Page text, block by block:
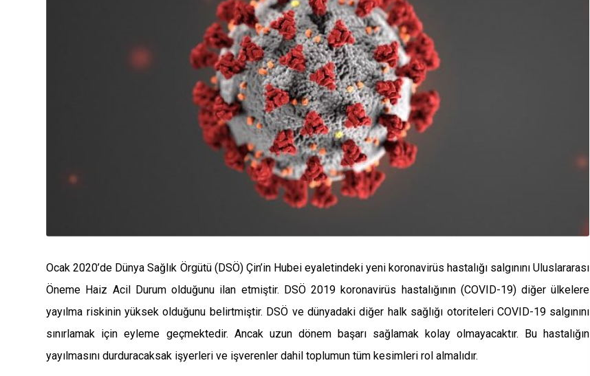
Ocak 2020’de Dünya Sağlık Örgütü (DSÖ) Çin’in Hubei eyaletindeki yeni koronavirüs hastalığı salgınını Uluslararası
Öneme Haiz Acil Durum olduğunu ilan etmiştir. DSÖ 2019 koronavirüs hastalığının (COVID-19) diğer ülkelere
yayılma riskinin yüksek olduğunu belirtmiştir. DSÖ ve dünyadaki diğer halk sağlığı otoriteleri COVID-19 salgınını
sınırlamak için eyleme geçmektedir. Ancak uzun dönem başarı sağlamak kolay olmayacaktır. Bu hastalığın
yayılmasını durduracaksak işyerleri ve işverenler dahil toplumun tüm kesimleri rol almalıdır.